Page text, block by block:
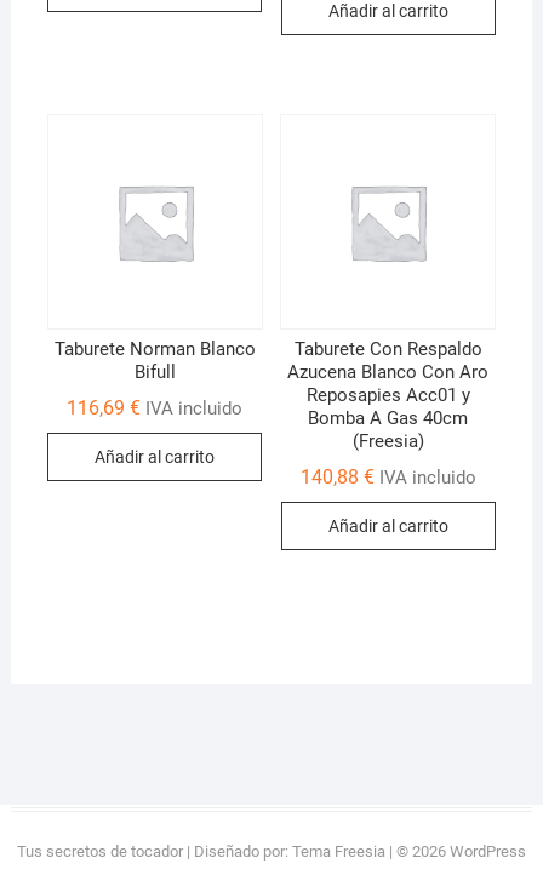
Añadir al carrito
Taburete Norman Blanco
Bifull
116,69€ IVA incluido
Añadir al carrito
Taburete Con Respaldo
Azucena Blanco Con Aro
Reposapies Acc01 y
Bomba A Gas 40cm
(Freesia)
140,88 € IVA incluido
Añadir al carrito
Tus secretos de tocador| Diseñado por: Tema Freesia| © 2026 WordPress